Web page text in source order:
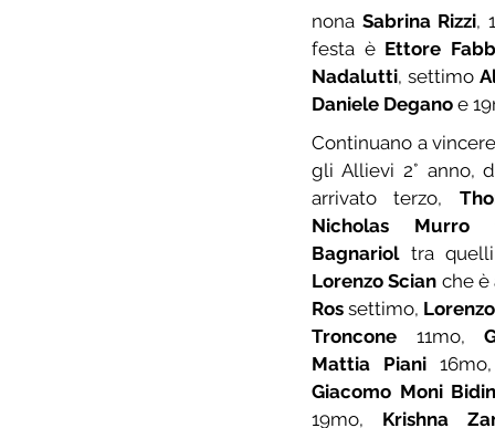
nona Sabrina Rizzi,
festa è Ettore
Nadalutti, settimo
Daniele Degano e
Continuano a
gli Allievi 2° anno,
arrivato terzo,
Nicholas Murro
Bagnariol
Lorenzo Scian che è
Ros settimo,
Troncone 11mo,
Mattia Piani
Giacomo Moni Bidin
19mo, Krishna